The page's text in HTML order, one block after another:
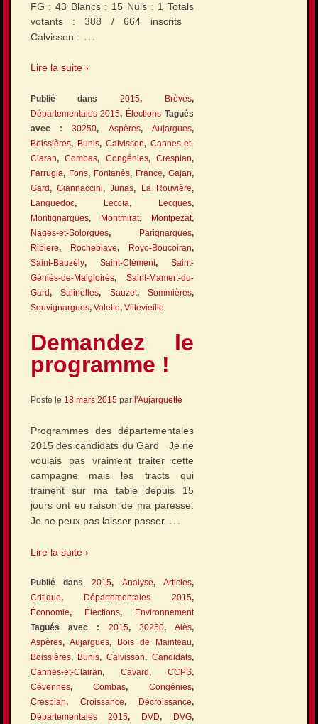
FG : 43 Blancs : 15 Nuls : 1 Totals
votants : 388 / 664 inscrits
Calvisson : …
Lire la suite ›
Publié dans2015, Brèves,
Départementales 2015, Élections Tagués
avec :30250, Aspères,Aujargues,
Boissières, Bunis, Calvisson,Cannes-et-
Claran,Combas, Congénies,Crespian,
Farrugia, Fons, Fontanès, France,Gajan,
Gard, Giannaccini,Junas, La Rouvière,
Languedoc, Leccia, Lecques,
Montignargues, Montmirat, Montpezat,
Nages-et-Solorgues, Parignargues,
Ribiere, Rocheblave, Royo-Boucoiran,
Saint-Bauzély, Saint-Clément,Saint-
Géniès-de-Malgloirès,Saint-Mamert-du-
Gard,Salinelles, Sauzet,Sommières,
Souvignargues, Valette, Villevieille
Demandez le
programme !
Posté le 18 mars 2015par l'Aujarguette
Programmes des départementales
2015 des candidats du Gard Je ne
voulais pas vraiment traiter cette
campagne mais les tracts qui
trainent sur ma table depuis 15
jours ont eu raison de ma paresse.
Je ne peux pas laisser passer …
Lire la suite ›
Publié dans 2015, Analyse,Articles,
Critique, Départementales 2015,
Économie, Élections,
Environnement
Tagués avec : 2015, 30250,Alès,
Aspères,Aujargues, Bois de Mainteau,
Boissières, Bunis,Calvisson,Candidats,
Cannes-et-Clairan, Cavard,CCPS,
Cévennes,Combas,Congénies,
Crespian, Croissance, Décroissance,
Départementales 2015, DVD, DVG,